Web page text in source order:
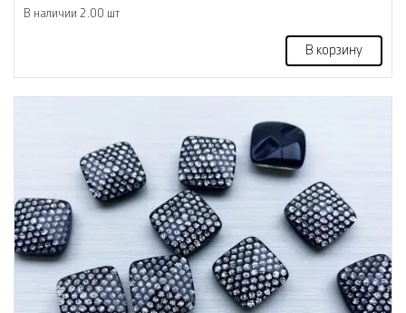
В наличии 2.00 шт
В корзину